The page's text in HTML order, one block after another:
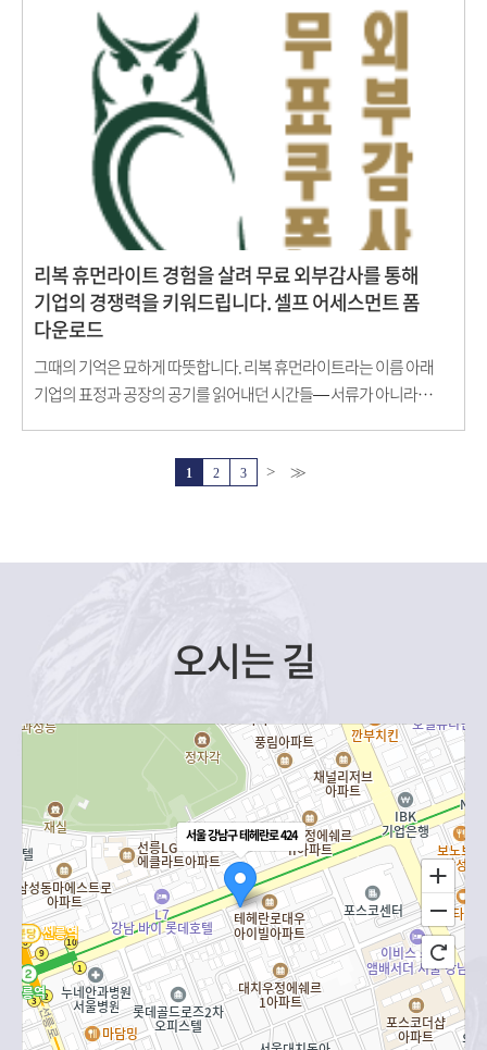
법인 자산관리 및 가지급금 정리 ✔ 부동산 & 금융시장 전망 ✔
기업보험 및 리스크 관리 전략 ✔ CEO를 위한 패밀리오피스 실제 활용
사례 숫자가 아닌 구조로, 상품이 아닌 전략으로 이야기합니다.
리복 휴먼라이트 경험을 살려 무료 외부감사를 통해
기업의 경쟁력을 키워드립니다. 셀프 어세스먼트 폼
다운로드
그때의 기억은 묘하게 따뜻합니다. 리복 휴먼라이트라는 이름 아래
기업의 표정과 공장의 공기를 읽어내던 시간들— 서류가 아니라
https://blog.naver.com/financialnetworks/224239325616
1 2 3
오시는 길
서울 강남구 테헤란로 424